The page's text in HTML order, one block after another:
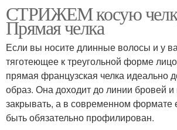
СТРИЖЕМ косую
Прямая челка
Если вы носите длинные волосы и у
тяготеющее к треугольной форме
прямая французская челка идеально
образ. Она доходит до линии бровей
закрывать, а в современном формате
быть обязательно профилирован.